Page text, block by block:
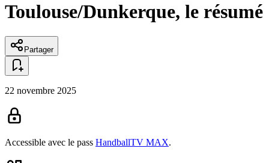
Toulouse/Dunkerque, le résumé
Partager
22 novembre 2025
Accessible avec le pass HandballTV MAX.